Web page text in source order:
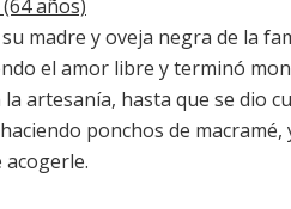
años)
madre y oveja negra de la
el amor libre y terminó
artesanía, hasta que se dio
ponchos de macramé,